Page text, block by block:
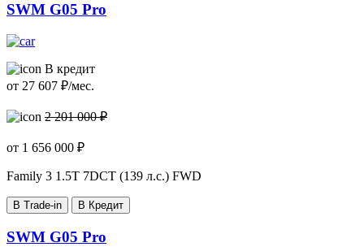
SWM G05 Pro
В кредит
от 27 607 ₽/мес.
2 201 000 ₽
от 1 656 000 ₽
Family 3 1.5T 7DCT (139 л.с.) FWD
В Trade-in В Кредит
SWM G05 Pro